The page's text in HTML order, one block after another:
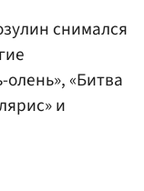
снимался
«Битва
и